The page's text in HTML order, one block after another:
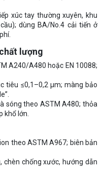
xúc tay thường xuyên, khu
dùng BA/No.4 cải tiến ở
lượng
A240/A480 hoặc EN 10088;
tiêu ≤0,1–0,2 μm; màng bảo
sóng theo ASTM A480; thỏa
khổ lớn.
theo ASTM A967; biên bản
chèn chống xước, hướng dẫn